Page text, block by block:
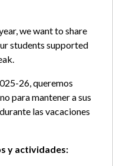
we want to share
students supported
26, queremos
para mantener a sus
las vacaciones
y actividades: